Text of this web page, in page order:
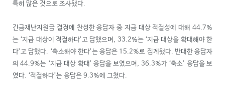
특히 많은 것으로 조사됐다.
긴급재난지원금 결정에 찬성한 응답자 중 지급 대상 적절성에 대해 44.7%
는 ‘지급 대상이 적절하다’고 답했으며, 33.2%는 ‘지급 대상을 확대해야 한
다’고 답했다. ‘축소해야 한다’는 응답은 15.2%로 집계됐다. 반대한 응답자
의 44.9%는 ‘지급 대상 확대’ 응답을 보였으며, 36.3%가 ‘축소’ 응답을 보
였다. ‘적절하다’는 응답은 9.3%에 그쳤다.